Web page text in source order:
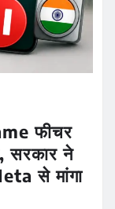
फीचर
सरकार ने
से मांगा